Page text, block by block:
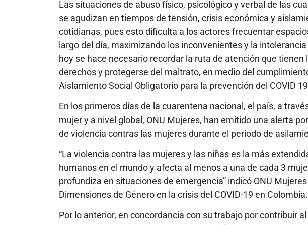
Las situaciones de abuso físico, psicológico y verbal de las
se agudizan en tiempos de tensión, crisis económica y
cotidianas, pues esto dificulta a los actores frecuentar
largo del día, maximizando los inconvenientes y la intolerancia
hoy se hace necesario recordar la ruta de atención que
derechos y protegerse del maltrato, en medio del
Aislamiento Social Obligatorio para la prevención del COVID
En los primeros días de la cuarentena nacional, el país, a
mujer y a nivel global, ONU Mujeres, han emitido una alerta
de violencia contras las mujeres durante el periodo de
“La violencia contra las mujeres y las niñas es la más
humanos en el mundo y afecta al menos a una de cada 3
profundiza en situaciones de emergencia” indicó ONU
Dimensiones de Género en la crisis del COVID-19 en Colombia.
Por lo anterior, en concordancia con su trabajo por contribuir